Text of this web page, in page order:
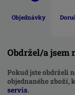
Objednávky
Obdržel/a jsem
Pokud jste obdrželi
objednaného zboží,
servis.